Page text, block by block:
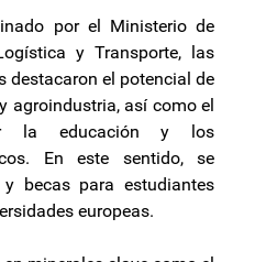
por el Ministerio de
y Transporte, las
destacaron el potencial de
agroindustria, así como el
la educación y los
En este sentido, se
becas para estudiantes
europeas.